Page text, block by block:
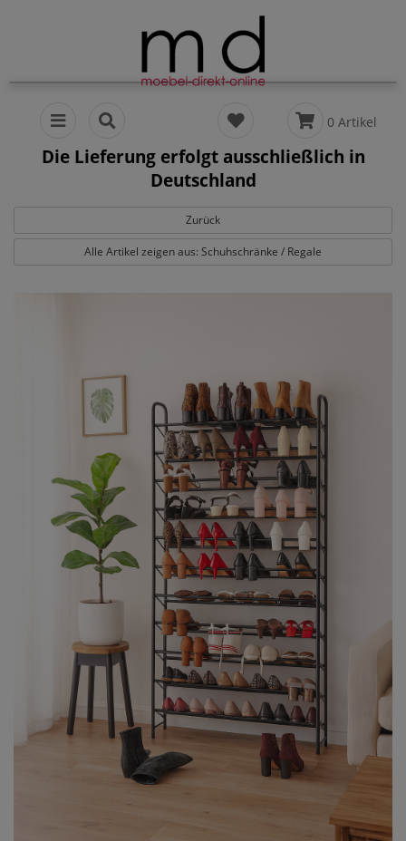
0 Artikel
Die Lieferung erfolgt ausschließlich in
Deutschland
Zurück
Alle Artikel zeigen aus: Schuhschränke / Regale